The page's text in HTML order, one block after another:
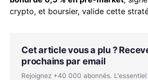
crypto, et boursier, valide cette
Cet article vous a plu ?
prochains par email
Rejoignez +40 000 abonnés.